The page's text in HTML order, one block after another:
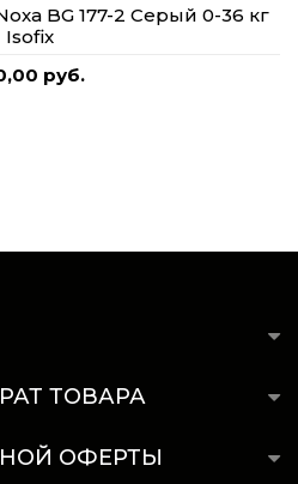
BG 177-2 Серый 0-36 кг
Isofix
руб.
ТОВАРА
ОФЕРТЫ